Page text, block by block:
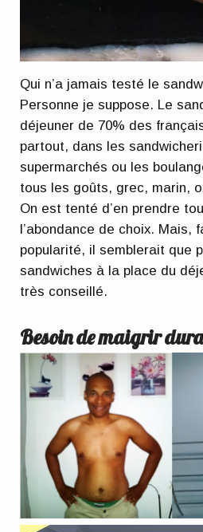
Qui n’a jamais testé le
Personne je suppose. Le
déjeuner de 70% des
partout, dans les
supermarchés ou les
tous les goûts, grec, marin,
On est tenté d’en prendre
l’abondance de choix. Mais,
popularité, il semblerait que
sandwiches à la place du
très conseillé.
Besoin de maigrir